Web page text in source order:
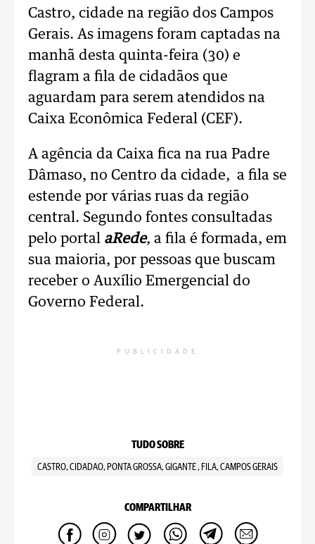
Castro, cidade na região dos Campos
Gerais. As imagens foram captadas na
manhã desta quinta-feira (30) e
flagram a fila de cidadãos que
aguardam para serem atendidos na
Caixa Econômica Federal (CEF).
A agência da Caixa fica na rua Padre
Dâmaso, no Centro da cidade, a fila se
estende por várias ruas da região
central. Segundo fontes consultadas
pelo portal aRede, a fila é formada, em
sua maioria, por pessoas que buscam
receber o Auxílio Emergencial do
Governo Federal.
PUBLICIDADE
TUDO SOBRE
CASTRO, CIDADAO, PONTA GROSSA, GIGANTE , FILA, CAMPOS GERAIS
COMPARTILHAR